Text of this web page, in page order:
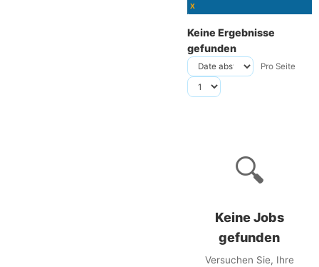
x
Keine Ergebnisse
gefunden
Pro Seite
🔍
Keine Jobs
gefunden
Versuchen Sie, Ihre